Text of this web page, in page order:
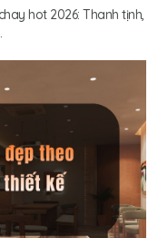
hot 2026: Thanh tịnh,